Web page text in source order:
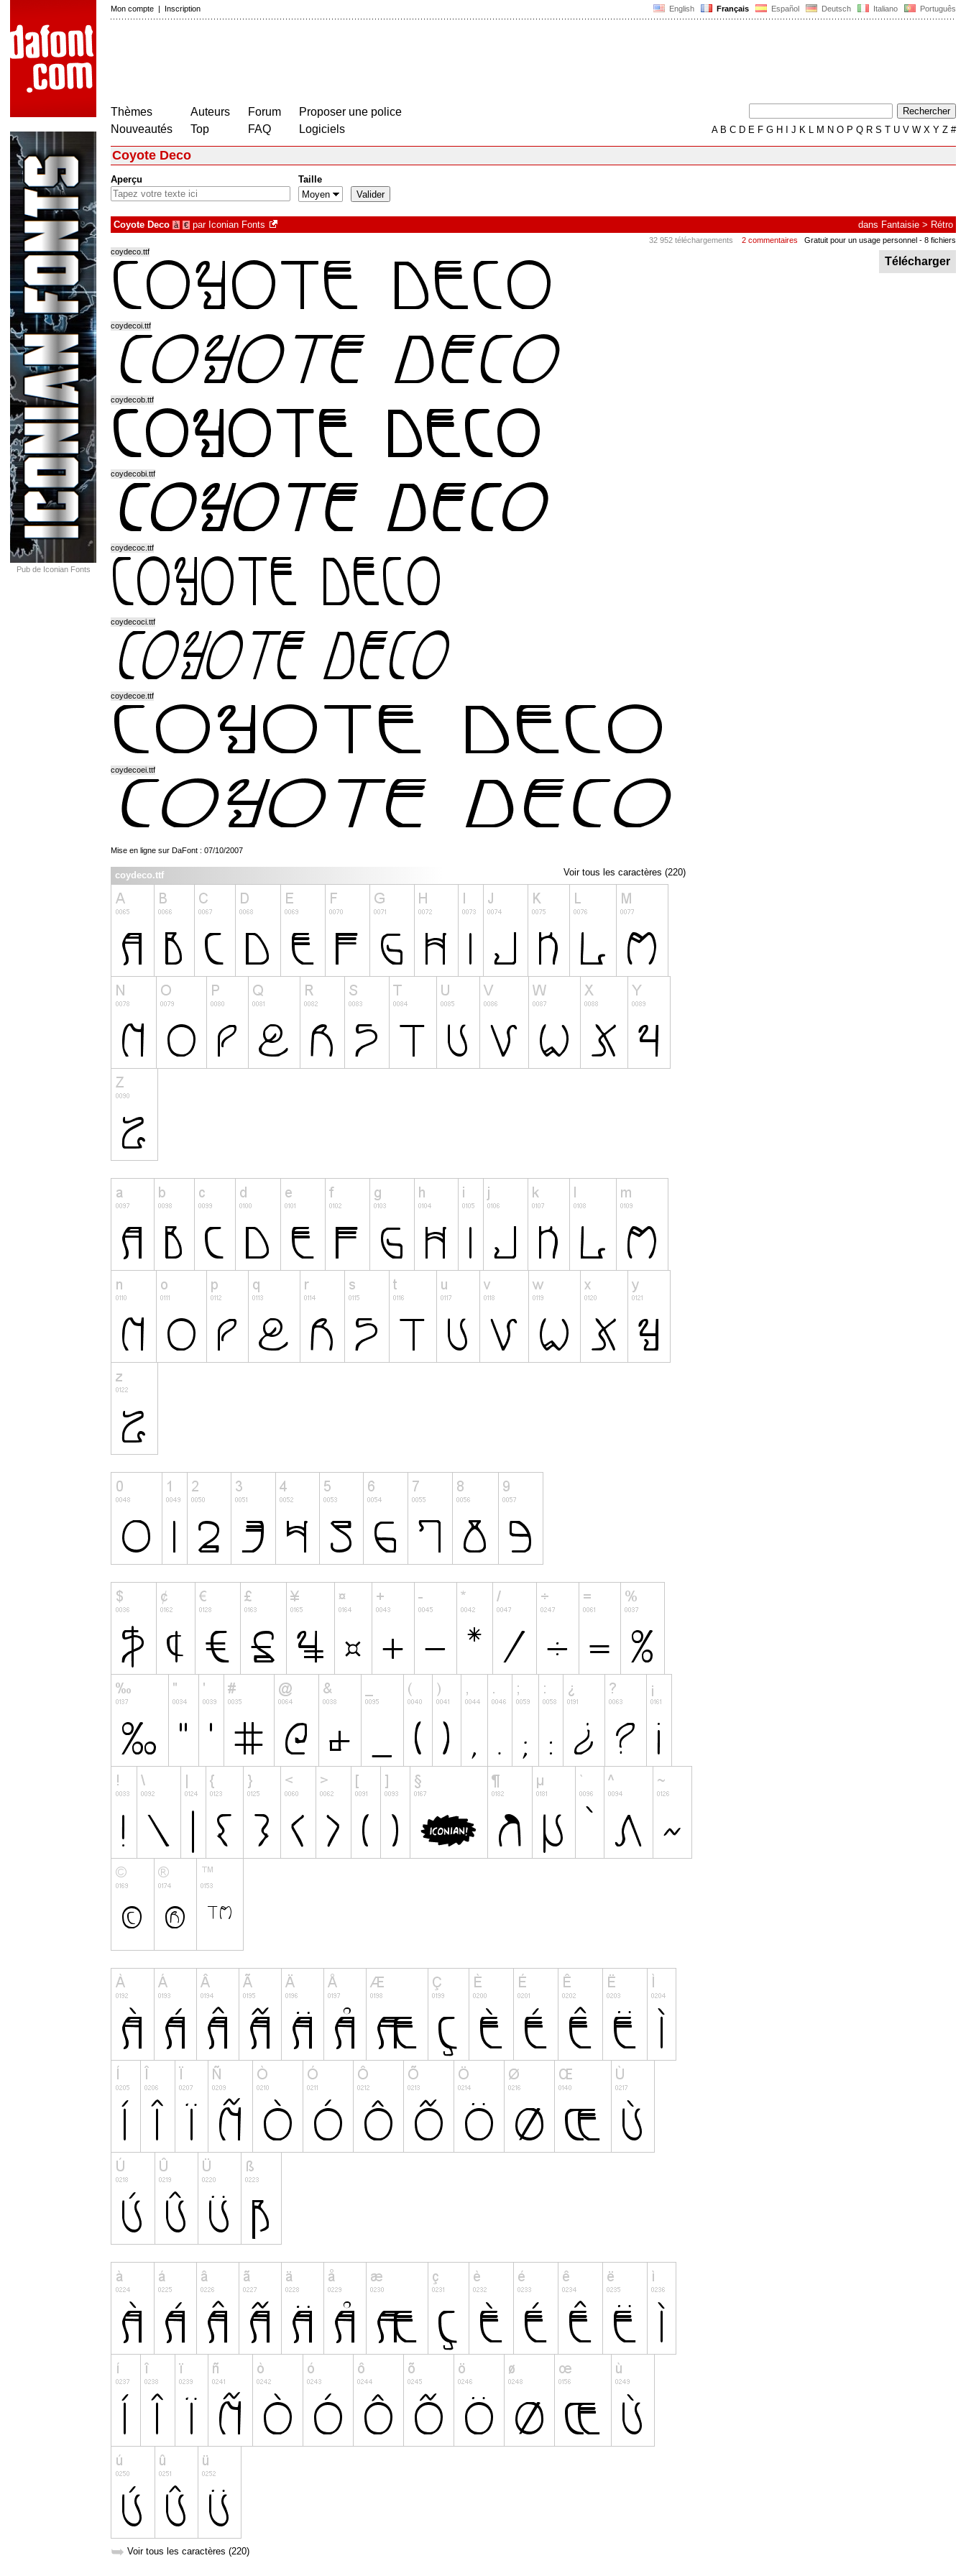
English Français Español Deutsch Italiano Português
Mon compte | Inscription
Thèmes
Nouveautés
Auteurs
Top
Forum
FAQ
Proposer une police
Logiciels
AB C D E F G H J K L M N O P Q R S T U V W X Y Z #
Pub de Iconian Fonts
Coyote Deco
Aperçu Taille
Coyote Deco à € par Iconian Fonts dans Fantaisie > Rétro
32 952 téléchargements 2 commentaires Gratuit pour un usage personnel - 8 fichiers
Télécharger
coydeco.ttf
coydecoi.ttf
coydecob.ttf
coydecobi.ttf
coydecoc.ttf
coydecoci.ttf
coydecoe.ttf
coydecoei.ttf
Mise en ligne sur DaFont : 07/10/2007
Voir tous les caractères (220)
coydeco.ttf
➥ Voir tous les caractères (220)